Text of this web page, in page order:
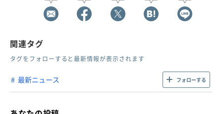
関連タグ
タグをフォローすると最新情報が表示されます
最新ニュース フォローする